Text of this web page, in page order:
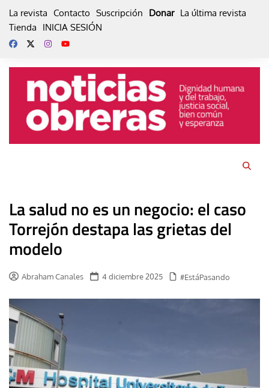
La revista Contacto Suscripción Donar La última revista
Tienda
INICIA SESIÓN
La salud no es un negocio: el caso
Torrejón destapa las grietas del
modelo
Abraham Canales 4 diciembre 2025 #EstáPasando